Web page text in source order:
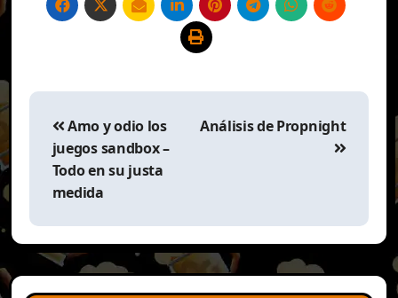
Navegación
entradas
Amo y odio los
juegos sandbox –
Todo en su justa
medida
Análisis de Propnight